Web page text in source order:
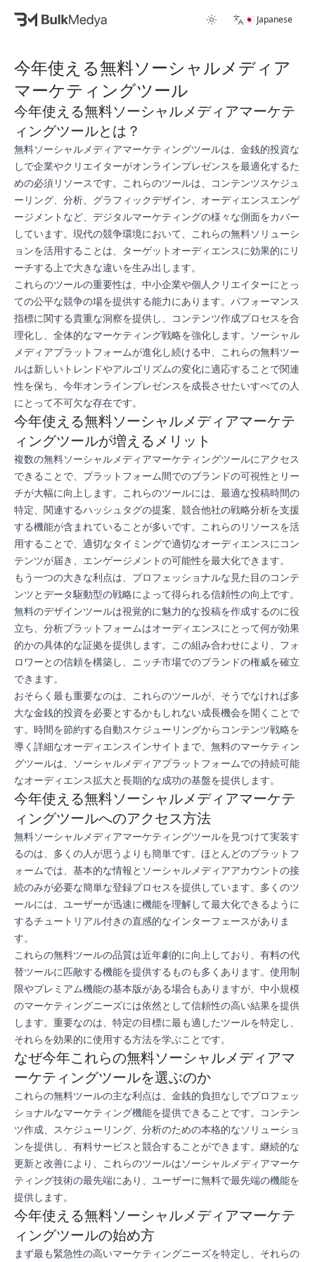
🇯🇵 Japanese
今年使える無料ソーシャルメディア
マーケティングツール
今年使える無料ソーシャルメディアマーケテ
ィングツールとは？
無料ソーシャルメディアマーケティングツールは、金銭的投資な
しで企業やクリエイターがオンラインプレゼンスを最適化するた
めの必須リソースです。これらのツールは、コンテンツスケジュ
ーリング、分析、グラフィックデザイン、オーディエンスエンゲ
ージメントなど、デジタルマーケティングの様々な側面をカバー
しています。現代の競争環境において、これらの無料ソリューシ
ョンを活用することは、ターゲットオーディエンスに効果的にリ
ーチする上で大きな違いを生み出します。
これらのツールの重要性は、中小企業や個人クリエイターにとっ
ての公平な競争の場を提供する能力にあります。パフォーマンス
指標に関する貴重な洞察を提供し、コンテンツ作成プロセスを合
理化し、全体的なマーケティング戦略を強化します。ソーシャル
メディアプラットフォームが進化し続ける中、これらの無料ツー
ルは新しいトレンドやアルゴリズムの変化に適応することで関連
性を保ち、今年オンラインプレゼンスを成長させたいすべての人
にとって不可欠な存在です。
今年使える無料ソーシャルメディアマーケテ
ィングツールが増えるメリット
複数の無料ソーシャルメディアマーケティングツールにアクセス
できることで、プラットフォーム間でのブランドの可視性とリー
チが大幅に向上します。これらのツールには、最適な投稿時間の
特定、関連するハッシュタグの提案、競合他社の戦略分析を支援
する機能が含まれていることが多いです。これらのリソースを活
用することで、適切なタイミングで適切なオーディエンスにコン
テンツが届き、エンゲージメントの可能性を最大化できます。
もう一つの大きな利点は、プロフェッショナルな見た目のコンテ
ンツとデータ駆動型の戦略によって得られる信頼性の向上です。
無料のデザインツールは視覚的に魅力的な投稿を作成するのに役
立ち、分析プラットフォームはオーディエンスにとって何が効果
的かの具体的な証拠を提供します。この組み合わせにより、フォ
ロワーとの信頼を構築し、ニッチ市場でのブランドの権威を確立
できます。
おそらく最も重要なのは、これらのツールが、そうでなければ多
大な金銭的投資を必要とするかもしれない成長機会を開くことで
す。時間を節約する自動スケジューリングからコンテンツ戦略を
導く詳細なオーディエンスインサイトまで、無料のマーケティン
グツールは、ソーシャルメディアプラットフォームでの持続可能
なオーディエンス拡大と長期的な成功の基盤を提供します。
今年使える無料ソーシャルメディアマーケテ
ィングツールへのアクセス方法
無料ソーシャルメディアマーケティングツールを見つけて実装す
るのは、多くの人が思うよりも簡単です。ほとんどのプラットフ
ォームでは、基本的な情報とソーシャルメディアアカウントの接
続のみが必要な簡単な登録プロセスを提供しています。多くのツ
ールには、ユーザーが迅速に機能を理解して最大化できるように
するチュートリアル付きの直感的なインターフェースがありま
す。
これらの無料ツールの品質は近年劇的に向上しており、有料の代
替ツールに匹敵する機能を提供するものも多くあります。使用制
限やプレミアム機能の基本版がある場合もありますが、中小規模
のマーケティングニーズには依然として信頼性の高い結果を提供
します。重要なのは、特定の目標に最も適したツールを特定し、
それらを効果的に使用する方法を学ぶことです。
なぜ今年これらの無料ソーシャルメディアマ
ーケティングツールを選ぶのか
これらの無料ツールの主な利点は、金銭的負担なしでプロフェッ
ショナルなマーケティング機能を提供できることです。コンテン
ツ作成、スケジューリング、分析のための本格的なソリューショ
ンを提供し、有料サービスと競合することができます。継続的な
更新と改善により、これらのツールはソーシャルメディアマーケ
ティング技術の最先端にあり、ユーザーに無料で最先端の機能を
提供します。
今年使える無料ソーシャルメディアマーケテ
ィングツールの始め方
まず最も緊急性の高いマーケティングニーズを特定し、それらの